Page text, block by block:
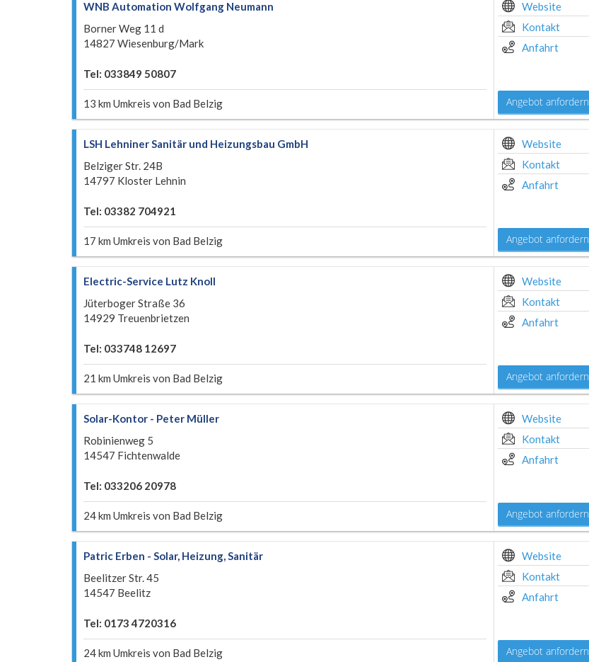
WNB Automation Wolfgang Neumann
Borner Weg 11 d
14827 Wiesenburg/Mark
Tel: 033849 50807
13 km Umkreis von Bad Belzig
Website
Kontakt
Anfahrt
Angebot anfordern
LSH Lehniner Sanitär und Heizungsbau GmbH
Belziger Str. 24B
14797 Kloster Lehnin
Tel: 03382 704921
17 km Umkreis von Bad Belzig
Website
Kontakt
Anfahrt
Angebot anfordern
Electric-Service Lutz Knoll
Jüterboger Straße 36
14929 Treuenbrietzen
Tel: 033748 12697
21 km Umkreis von Bad Belzig
Website
Kontakt
Anfahrt
Angebot anfordern
Solar-Kontor - Peter Müller
Robinienweg 5
14547 Fichtenwalde
Tel: 033206 20978
24 km Umkreis von Bad Belzig
Website
Kontakt
Anfahrt
Angebot anfordern
Patric Erben - Solar, Heizung, Sanitär
Beelitzer Str. 45
14547 Beelitz
Tel: 0173 4720316
24 km Umkreis von Bad Belzig
Website
Kontakt
Anfahrt
Angebot anfordern